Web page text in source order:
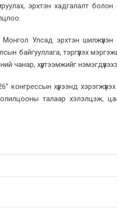
эрхтэн хадгалалт болон
Улсад эрхтэн шилжүүлэн
байгууллага, тэргүүлэх
чанар, хүртээмжийг
конгрессын хүрээнд
талаар хэлэлцэж,